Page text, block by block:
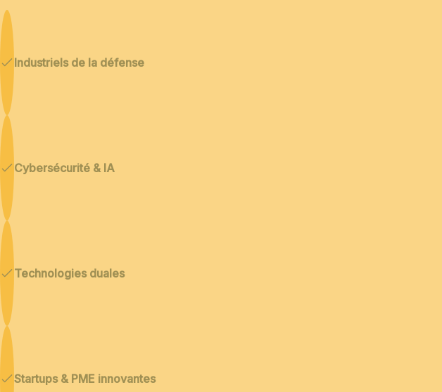
Industriels de la défense
Cybersécurité & IA
Technologies duales
Startups & PME innovantes